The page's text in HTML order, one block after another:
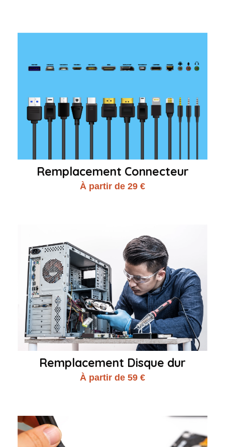
Remplacement Connecteur
À partir de 29 €
Remplacement Disque dur
À partir de 59 €